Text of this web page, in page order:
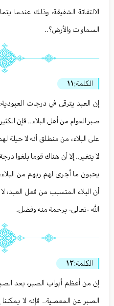
الالتفاتة الشفيقة، وذلك
السماوات والأرض؟..
الكلمة:١١
إن العبد يترقى في درجات
صبر العوام من أهل البلاء.. فإن
على البلاء، من منطلق أنه لا حيلة
لا يتغير.. إلا أن هناك قوما بلغوا
يحبون ما أجرى لهم ربهم من
أن البلاء المتسبب من فعل العبد،
الله -تعالى- برحمة منه وفضل.
الكلمة:١٢
إن من أعظم أبواب الصبر، بعد
الصبر عن المعصية.. فإنه لا